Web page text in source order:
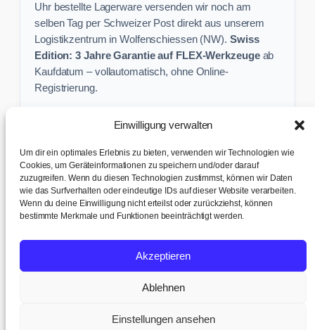
Einwilligung verwalten
Um dir ein optimales Erlebnis zu bieten, verwenden wir Technologien wie
Cookies, um Geräteinformationen zu speichern und/oder darauf
zuzugreifen. Wenn du diesen Technologien zustimmst, können wir Daten
wie das Surfverhalten oder eindeutige IDs auf dieser Website verarbeiten.
Wenn du deine Einwilligung nicht erteilst oder zurückziehst, können
bestimmte Merkmale und Funktionen beeinträchtigt werden.
Akzeptieren
Ablehnen
Einstellungen ansehen
Uhr bestellte Lagerware versenden wir noch am
selben Tag per Schweizer Post direkt aus unserem
Logistikzentrum in Wolfenschiessen (NW). Swiss
Edition: 3 Jahre Garantie auf FLEX-Werkzeugeab
Kaufdatum – vollautomatisch, ohne Online-
Registrierung.
Sichere dir exklusive Angebote und praktische
Baustellen-Tipps direkt in dein Postfach.
✉ Zur Anmeldung
Versand & Abholung |Cookie-Richtlinie